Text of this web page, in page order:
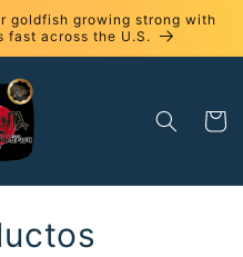
goldfish growing strong with
fast across the U.S.
Carrito